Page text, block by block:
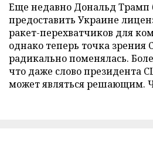
Еще недавно Дональд Трамп
предоставить Украине
ракет-перехватчиков для
однако теперь точка зрения
радикально поменялась.
что даже слово президента
может являться решающим.